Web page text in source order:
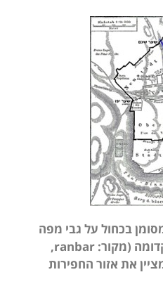
בכחול על גבי מפה
(מקור: ranbar
,
את אזור החפירות